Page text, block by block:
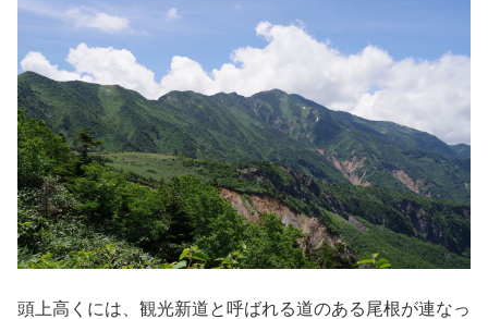
頭上高くには、観光新道と呼ばれる道のある尾根が連なっ